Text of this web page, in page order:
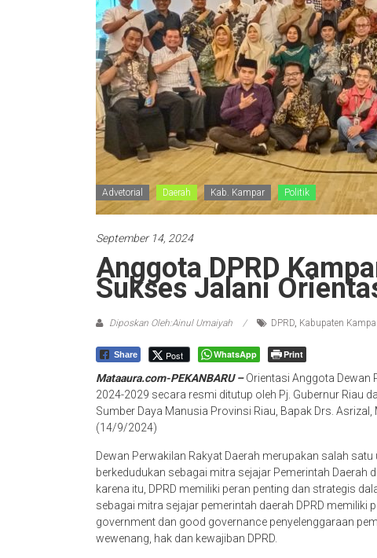
Advetorial Daerah Kab. Kampar Politik
September 14, 2024
Anggota DPRD
Sukses Jalani
Diposkan Oleh:Ainul Umaiyah DPRD, Kabupaten
Share Post WhatsApp Print
Mataaura.com-PEKANBARU – Orientasi Anggota Dewan
2024-2029 secara resmi ditutup oleh Pj. Gubernur Riau
Sumber Daya Manusia Provinsi Riau, Bapak Drs.
(14/9/2024)
Dewan Perwakilan Rakyat Daerah merupakan salah
berkedudukan sebagai mitra sejajar Pemerintah Daerah
karena itu, DPRD memiliki peran penting dan strategis
sebagai mitra sejajar pemerintah daerah DPRD
government dan good governance penyelenggaraan
wewenang, hak dan kewajiban DPRD.